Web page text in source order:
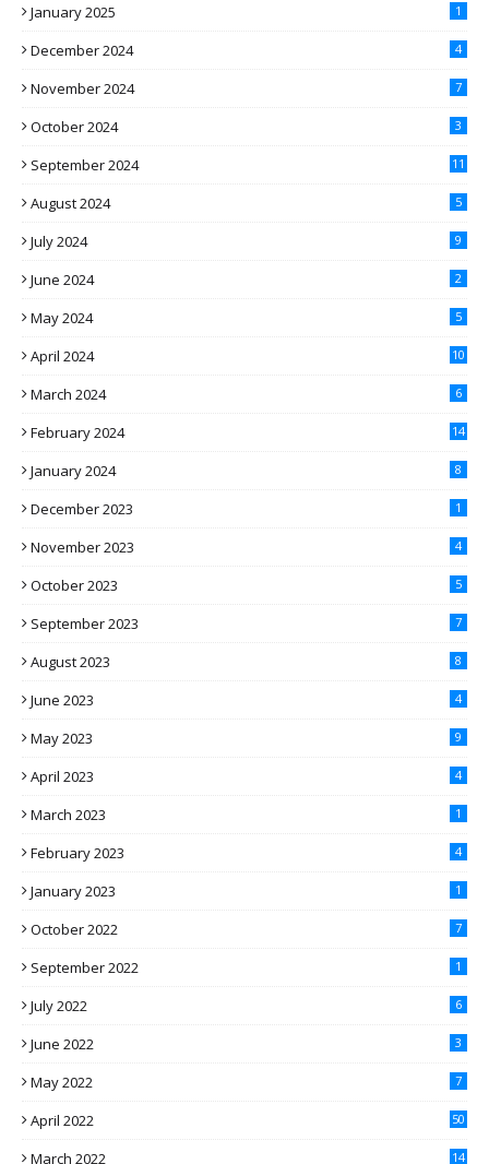
January 2025 1
December 2024 4
November 2024 7
October 2024 3
September 2024 11
August 2024 5
July 2024 9
June 2024 2
May 2024 5
April 2024 10
March 2024 6
February 2024 14
January 2024 8
December 2023 1
November 2023 4
October 2023 5
September 2023 7
August 2023 8
June 2023 4
May 2023 9
April 2023 4
March 2023 1
February 2023 4
January 2023 1
October 2022 7
September 2022 1
July 2022 6
June 2022 3
May 2022 7
April 2022 50
March 2022 14